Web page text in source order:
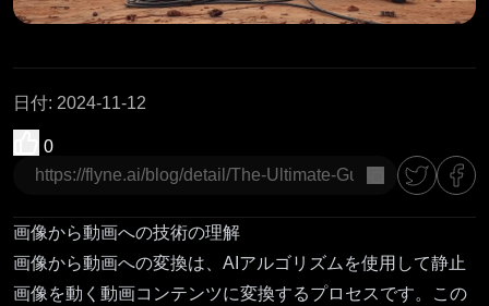
日付: 2024-11-12
0
コピー
画像から動画への技術の理解
画像から動画への変換は、AIアルゴリズムを使用して静止
画像を動く動画コンテンツに変換するプロセスです。この